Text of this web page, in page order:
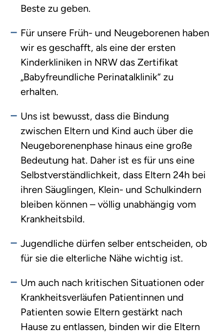
Beste zu geben.
Für unsere Früh- und Neugeborenen haben
wir es geschafft, als eine der ersten
Kinderkliniken in NRW das Zertifikat
„Babyfreundliche Perinatalklinik“ zu
erhalten.
Uns ist bewusst, dass die Bindung
zwischen Eltern und Kind auch über die
Neugeborenenphase hinaus eine große
Bedeutung hat. Daher ist es für uns eine
Selbstverständlichkeit, dass Eltern 24h bei
ihren Säuglingen, Klein- und Schulkindern
bleiben können – völlig unabhängig vom
Krankheitsbild.
Jugendliche dürfen selber entscheiden, ob
für sie die elterliche Nähe wichtig ist.
Um auch nach kritischen Situationen oder
Krankheitsverläufen Patientinnen und
Patienten sowie Eltern gestärkt nach
Hause zu entlassen, binden wir die Eltern